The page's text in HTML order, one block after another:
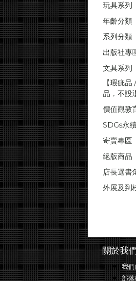
玩具系列
年齡分類
系列分類
出版社專
文具系列
【瑕疵品
品，不設
價值觀教
SDGs永
寄賣專區
絕版商品
店長選書
外展及到
關於我
我們
部落